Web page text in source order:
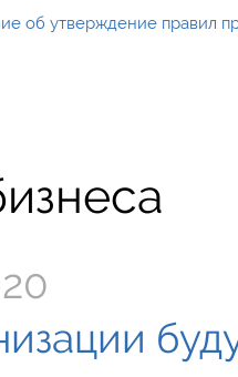
об утверждение правил